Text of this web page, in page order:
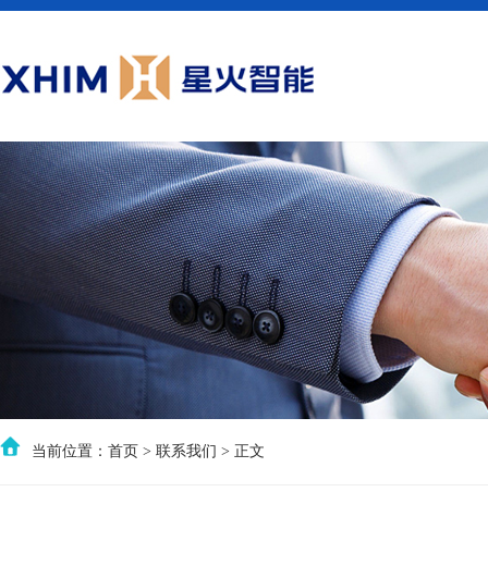
当前位置： 首页 > 联系我们 > 正文